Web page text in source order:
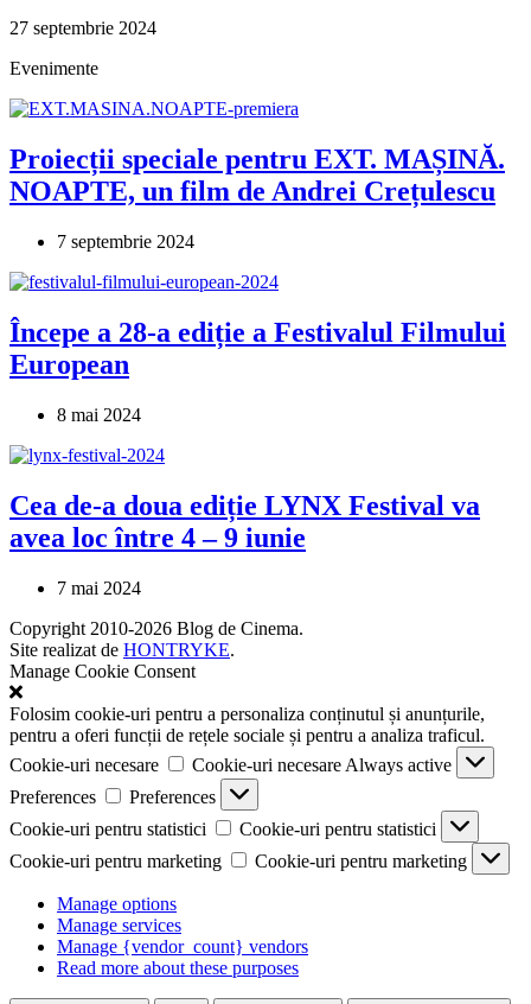
27 septembrie 2024
Evenimente
Proiecții speciale pentru EXT. MAȘINĂ.
NOAPTE, un film de Andrei Crețulescu
7 septembrie 2024
Începe a 28-a ediție a Festivalul Filmului
European
8 mai 2024
Cea de-a doua ediție LYNX Festival va
avea loc între 4 – 9 iunie
7 mai 2024
Copyright 2010-2026 Blog de Cinema.
Site realizat de HONTRYKE.
Manage Cookie Consent
Folosim cookie-uri pentru a personaliza conținutul și anunțurile,
pentru a oferi funcții de rețele sociale și pentru a analiza traficul.
Cookie-uri necesare
Cookie-uri necesare Always active
Preferences
Preferences
Cookie-uri pentru statistici
Cookie-uri pentru statistici
Cookie-uri pentru marketing
Cookie-uri pentru marketing
Manage options
Manage services
Manage {vendor_count} vendors
Read more about these purposes